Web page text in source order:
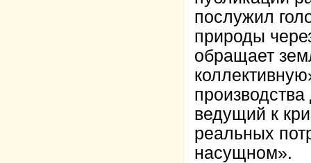
послужил
природы
обращает
ведущий к
реальных
насущном».